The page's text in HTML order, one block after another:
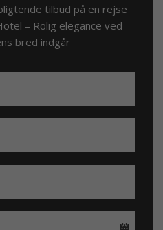
tilbud på en rejse
– Rolig elegance ved
bred indgår